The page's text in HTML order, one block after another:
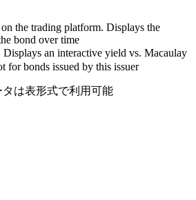
the trading platform. Displays the
bond over time
Displays an interactive yield vs. Macaulay
for bonds issued by this issuer
は表形式で利用可能